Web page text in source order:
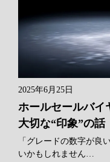
2025年6月25日
ホールセールバイ
大切な“印象”の話
「グレードの数字が良
いかもしれません…